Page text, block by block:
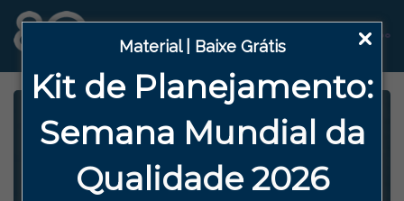
Material | Baixe Grátis
Kit de Planejamento:
Semana Mundial da
Qualidade 2026